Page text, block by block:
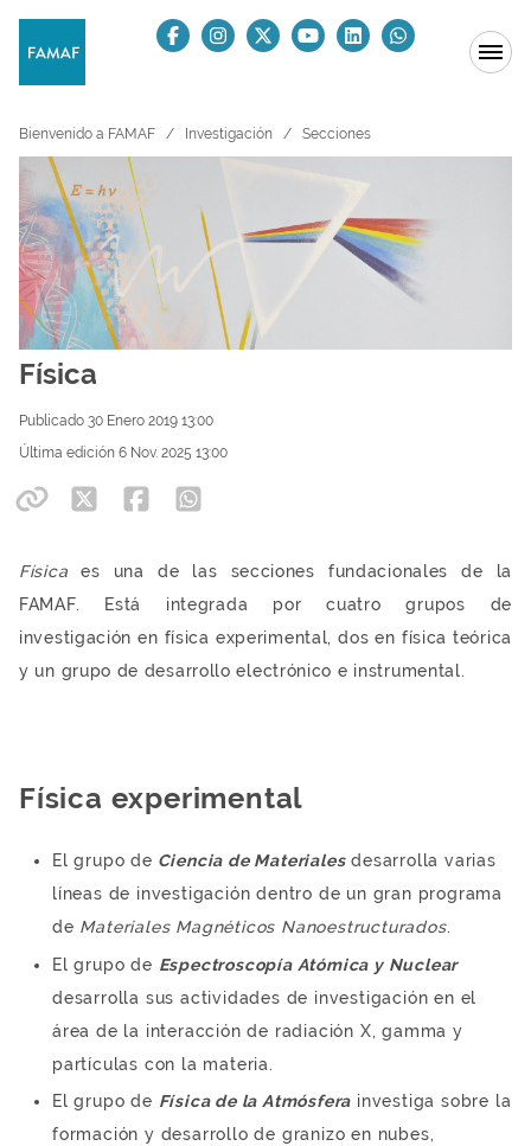
Bienvenido a FAMAF Investigación Secciones
Física
Publicado 30 Enero 2019 13:00
Última edición 6 Nov. 2025 13:00
Física es una de las secciones fundacionales de la
FAMAF. Está integrada por cuatro grupos de
investigación en física experimental, dos en física teórica
y un grupo de desarrollo electrónico e instrumental.
Física experimental
El grupo de Ciencia de Materialesdesarrolla varias
líneas de investigación dentro de un gran programa
de Materiales Magnéticos Nanoestructurados.
El grupo de Espectroscopía Atómica y Nuclear
desarrolla sus actividades de investigación en el
área de la interacción de radiación X, gamma y
partículas con la materia.
El grupo de Física de la Atmósfera investiga sobre la
formación y desarrollo de granizo en nubes,